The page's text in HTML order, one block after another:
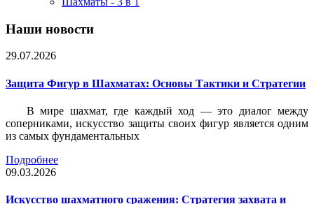
Наши новости
29.07.2026
Защита Фигур в Шахматах: Основы Тактики и Стратегии
В мире шахмат, где каждый ход — это диалог между
соперниками, искусство защиты своих фигур является одним
из самых фундаментальных
Подробнее
09.03.2026
Искусство шахматного сражения: Стратегия захвата и